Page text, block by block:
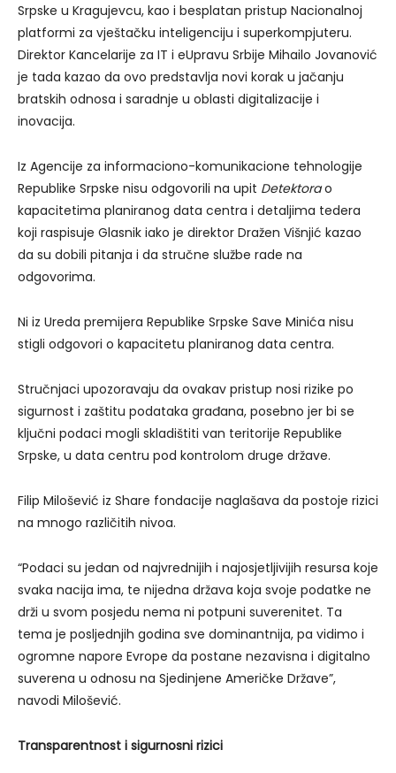
Srpske u Kragujevcu, kao i besplatan pristup Nacionalnoj
platformi za vještačku inteligenciju i superkompjuteru.
Direktor Kancelarije za IT i eUpravu Srbije Mihailo Jovanović
je tada kazao da ovo predstavlja novi korak u jačanju
bratskih odnosa i saradnje u oblasti digitalizacije i
inovacija.
Iz Agencije za informaciono-komunikacione tehnologije
Republike Srpske nisu odgovorili na upit Detektorao
kapacitetima planiranog data centra i detaljima tedera
koji raspisuje Glasnik iako je direktor Dražen Višnjić kazao
da su dobili pitanja i da stručne službe rade na
odgovorima.
Ni iz Ureda premijera Republike Srpske Save Minića nisu
stigli odgovori o kapacitetu planiranog data centra.
Stručnjaci upozoravaju da ovakav pristup nosi rizike po
sigurnost i zaštitu podataka građana, posebno jer bi se
ključni podaci mogli skladištiti van teritorije Republike
Srpske, u data centru pod kontrolom druge države.
Filip Milošević iz Share fondacije naglašava da postoje rizici
na mnogo različitih nivoa.
“Podaci su jedan od najvrednijih i najosjetljivijih resursa koje
svaka nacija ima, te nijedna država koja svoje podatke ne
drži u svom posjedu nema ni potpuni suverenitet. Ta
tema je posljednjih godina sve dominantnija, pa vidimo i
ogromne napore Evrope da postane nezavisna i digitalno
suverena u odnosu na Sjedinjene Američke Države”,
navodi Milošević.
Transparentnost i sigurnosni rizici